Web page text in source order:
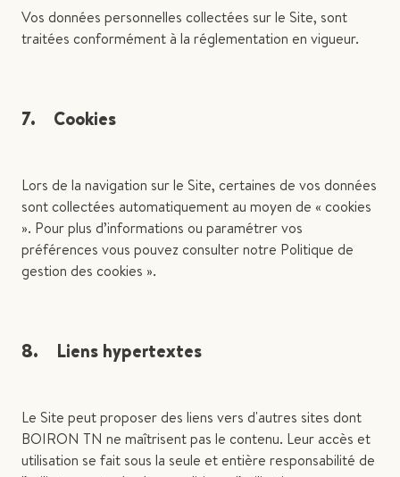
Vos données personnelles collectées sur le Site, sont
traitées conformément à la réglementation en vigueur.
7. Cookies
Lors de la navigation sur le Site, certaines de vos données
sont collectées automatiquement au moyen de « cookies
». Pour plus d’informations ou paramétrer vos
préférences vous pouvez consulter notre Politique de
gestion des cookies ».
8. Liens hypertextes
Le Site peut proposer des liens vers d'autres sites dont
BOIRON TN ne maîtrisent pas le contenu. Leur accès et
utilisation se fait sous la seule et entière responsabilité de